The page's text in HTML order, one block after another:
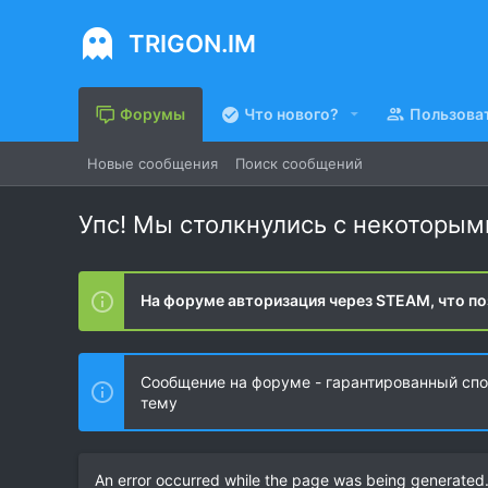
TRIGON.IM
Форумы Что нового?
Новые сообщения Поиск сообщений
Упс! Мы столкнулись с
На форуме авторизация через STEAM, что
Сообщение на форуме - гарантированный
тему
An error occurred while the page was being